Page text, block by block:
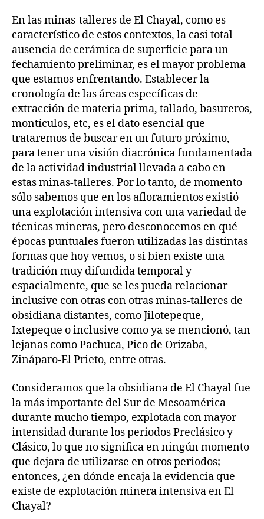
En las minas-talleres de El Chayal, como es
característico de estos contextos, la casi total
ausencia de cerámica de superficie para un
fechamiento preliminar, es el mayor problema
que estamos enfrentando. Establecer la
cronología de las áreas específicas de
extracción de materia prima, tallado, basureros,
montículos, etc, es el dato esencial que
trataremos de buscar en un futuro próximo,
para tener una visión diacrónica fundamentada
de la actividad industrial llevada a cabo en
estas minas-talleres. Por lo tanto, de momento
sólo sabemos que en los afloramientos existió
una explotación intensiva con una variedad de
técnicas mineras, pero desconocemos en qué
épocas puntuales fueron utilizadas las distintas
formas que hoy vemos, o si bien existe una
tradición muy difundida temporal y
espacialmente, que se les pueda relacionar
inclusive con otras con otras minas-talleres de
obsidiana distantes, como Jilotepeque,
Ixtepeque o inclusive como ya se mencionó, tan
lejanas como Pachuca, Pico de Orizaba,
Zináparo-El Prieto, entre otras.
Consideramos que la obsidiana de El Chayal fue
la más importante del Sur de Mesoamérica
durante mucho tiempo, explotada con mayor
intensidad durante los periodos Preclásico y
Clásico, lo que no significa en ningún momento
que dejara de utilizarse en otros periodos;
entonces, ¿en dónde encaja la evidencia que
existe de explotación minera intensiva en El
Chayal?